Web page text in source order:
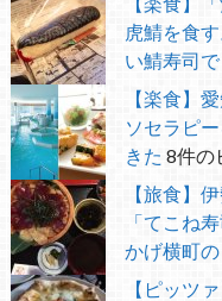
虎鯖を食
い鯖寿司で
【楽食】
ソセラピ
きた 8件の
【旅食】
「てこね
かげ横町の
【ピッツ